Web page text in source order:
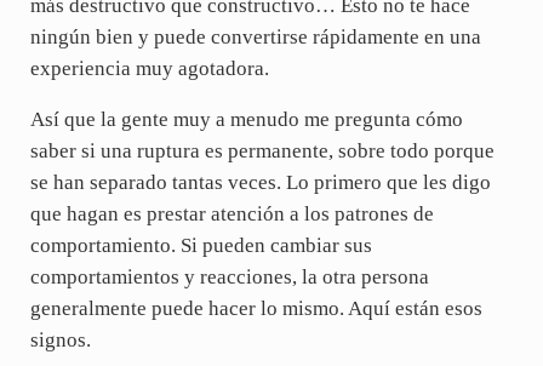
más destructivo que constructivo… Esto no te hace
ningún bien y puede convertirse rápidamente en una
experiencia muy agotadora.
Así que la gente muy a menudo me pregunta cómo
saber si una ruptura es permanente, sobre todo porque
se han separado tantas veces. Lo primero que les digo
que hagan es prestar atención a los patrones de
comportamiento. Si pueden cambiar sus
comportamientos y reacciones, la otra persona
generalmente puede hacer lo mismo. Aquí están esos
signos.